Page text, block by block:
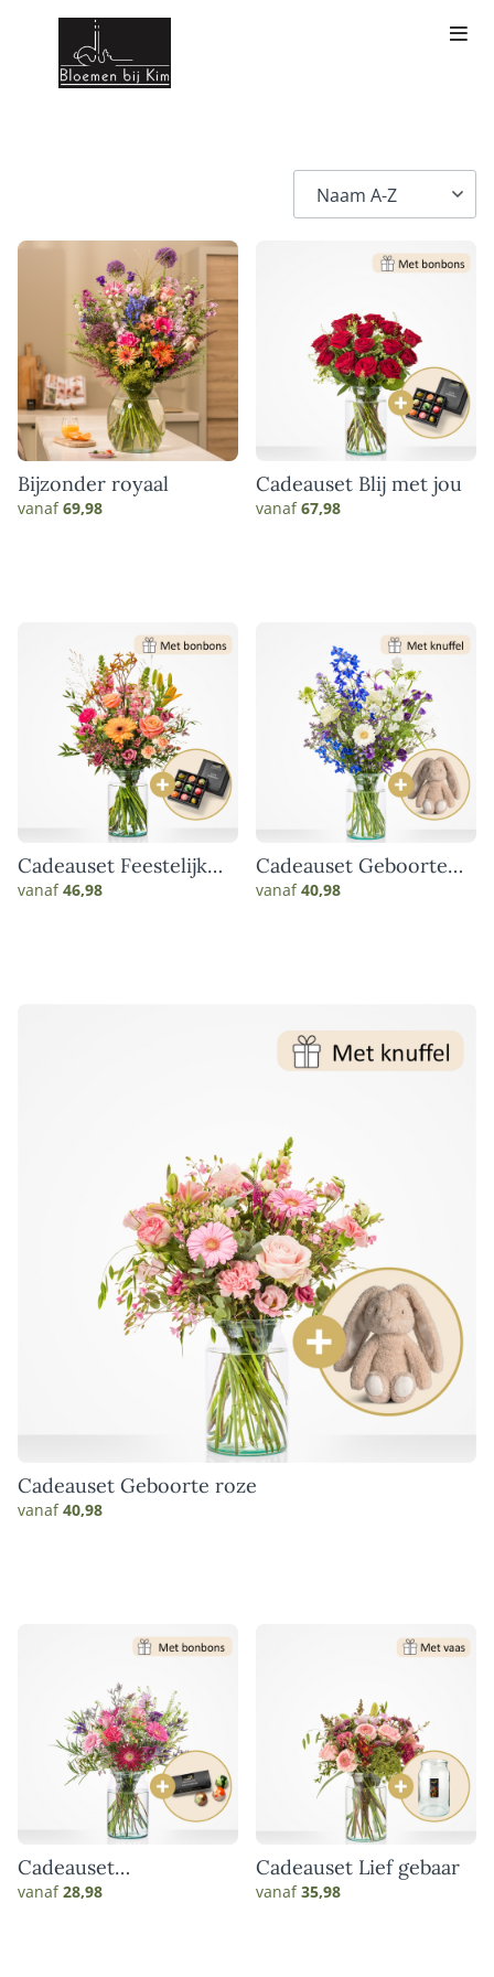
Bijzonder royaal
vanaf69,98
Cadeauset Blij met jou
vanaf67,98
Cadeauset Feestelijk
genieten
vanaf46,98
Cadeauset Geboorte
blauw
vanaf40,98
Cadeauset Geboorte roze
vanaf40,98
Cadeauset
Hartverwarmend
vanaf28,98
Cadeauset Lief gebaar
vanaf35,98